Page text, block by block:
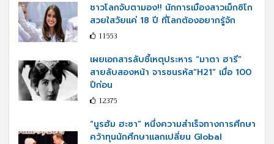
ชาวโลกจับตามอง!! นักการเมืองสาวเม็กซิโก
สวยใสวัยแค่ 18 ปี ที่โลกต้องอยากรู้จัก
11553
เผยเอกสารลับชี้เหตุประหาร “มาตา ฮารี”
สายลับสองหน้า จารชนรหัส“H21” เมื่อ 100
ปีก่อน
12375
“นูรฮัม ฮะซา” หนึ่งความสำเร็จทางการศึกษา
คว้าทุนนักศึกษาแลกเปลี่ยน Global